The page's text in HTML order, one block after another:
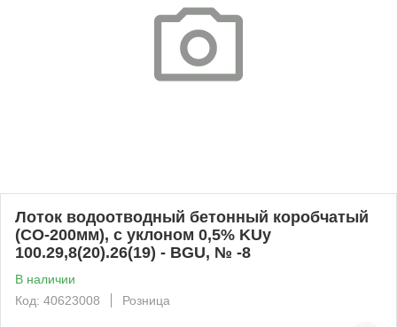
Лоток водоотводный бетонный коробчатый
(СО-200мм), с уклоном 0,5% KUу
100.29,8(20).26(19) - BGU, № -8
В наличии
Код: 40623008
Розница